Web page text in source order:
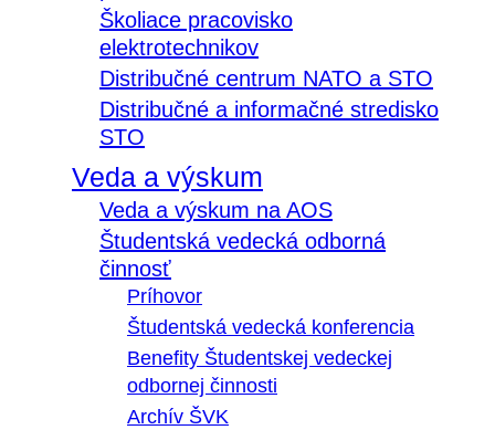
Školiace pracovisko
elektrotechnikov
Distribučné centrum NATO a STO
Distribučné a informačné stredisko
STO
Veda a výskum
Veda a výskum na AOS
Študentská vedecká odborná
činnosť
Príhovor
Študentská vedecká konferencia
Benefity Študentskej vedeckej
odbornej činnosti
Archív ŠVK